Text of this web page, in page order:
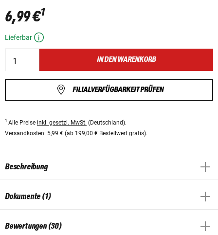
6,99 €1
Lieferbar
IN DEN WARENKORB
FILIALVERFÜGBARKEIT PRÜFEN
1 Alle Preise inkl. gesetzl. MwSt. (Deutschland).
Versandkosten: 5,99 € (ab 199,00 € Bestellwert gratis).
Beschreibung
Dokumente (1)
Bewertungen (30)